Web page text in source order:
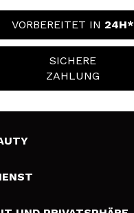
VORBEREITET IN 24H*
SICHERE
ZAHLUNG
Versandkosten